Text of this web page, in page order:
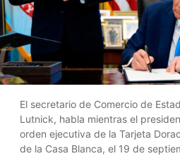
El secretario de Comercio de
Lutnick, habla mientras el
orden ejecutiva de la Tarjeta
de la Casa Blanca, el 19 de